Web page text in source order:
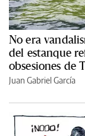
No era
del estanque
obsesiones de
Juan Gabriel García